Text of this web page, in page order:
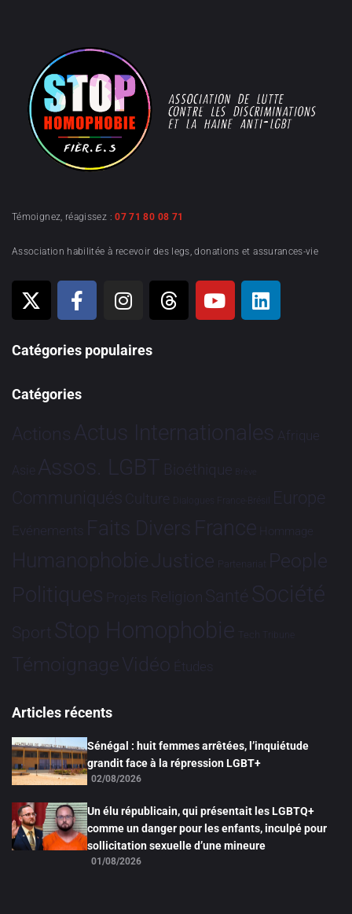
Témoignez, réagissez :07 71 80 08 71
Association habilitée à recevoir des legs, donations et assurances-vie
Catégories populaires
Catégories
Actions Actus Internationales Afrique
Asie Assos. LGBT Bioéthique Brève
Communiqués Culture Dialogues France-Brésil Europe
Evénements Faits Divers France Hommage
HumanophobieJustice Partenariat People
Politiques Projets Religion Santé Société
Sport Stop Homophobie Tech Tribune
TémoignageVidéo Études
Articles récents
Sénégal : huit femmes arrêtées, l’inquiétude
grandit face à la répression LGBT+
02/08/2026
Un élu républicain, qui présentait les LGBTQ+
comme un danger pour les enfants, inculpé pour
sollicitation sexuelle d’une mineure
01/08/2026